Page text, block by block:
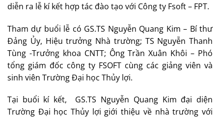
diễn ra lễ kí kết hợp tác đào tạo với Công ty Fsoft – FPT.
Tham dự buổi lễ có GS.TS Nguyễn Quang Kim – Bí thư
Đảng Ủy, Hiệu trưởng Nhà trường; TS Nguyễn Thanh
Tùng -Trưởng khoa CNTT; Ông Trần Xuân Khôi – Phó
tổng giám đốc công ty FSOFT cùng các giảng viên và
sinh viên Trường Đại học Thủy lợi.
Tại buổi kí kết, GS.TS Nguyễn Quang Kim đại diện
Trường Đại học Thủy lợi giới thiệu về nhà trường với